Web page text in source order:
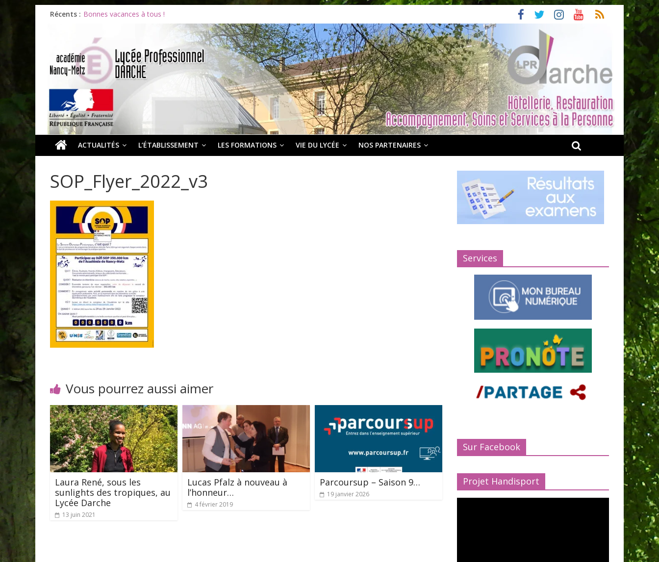
Récents : Bonnes vacances à tous !
Infos rentrée septembre 2026
Soirée d’adieux au Lycée Darche
Les ULiS en haut du podium
Océane et la promotion du bénévolat
ACTUALITÉS L’ÉTABLISSEMENT LES FORMATIONS VIE DU LYCÉE NOS PARTENAIRES
SOP_Flyer_2022_v3
Vous pourrez aussi aimer
Laura René, sous les
sunlights des tropiques, au
Lycée Darche
13 juin 2021
Lucas Pfalz à nouveau à
l’honneur…
4 février 2019
Parcoursup – Saison 9…
19 janvier 2026
Services
Sur Facebook
Projet Handisport